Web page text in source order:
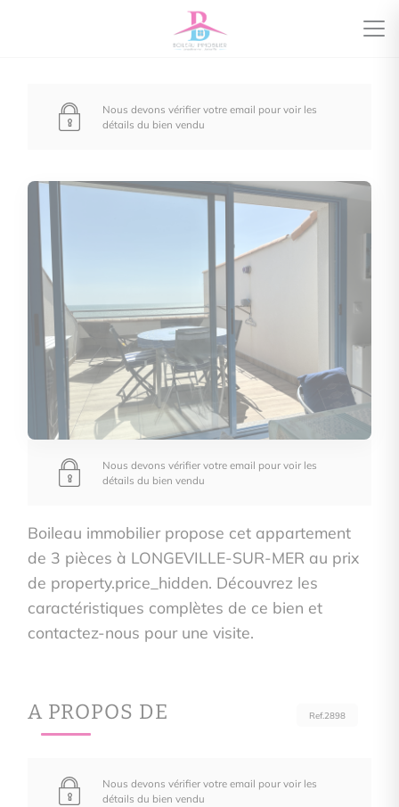
Nous devons vérifier votre email pour voir les
détails du bien vendu
Nous devons vérifier votre email pour voir les
détails du bien vendu
Boileau immobilier propose cet appartement
de 3 pièces à LONGEVILLE-SUR-MER au prix
de property.price_hidden. Découvrez les
caractéristiques complètes de ce bien et
contactez-nous pour une visite.
A PROPOS DE Ref.2898
Nous devons vérifier votre email pour voir les
détails du bien vendu